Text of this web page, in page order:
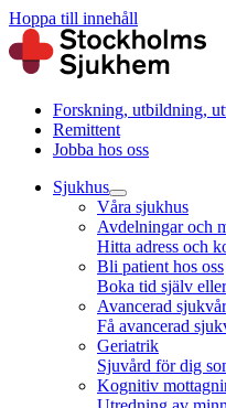
Hoppa till innehåll
Forskning, utbildning,
Remittent
Jobba hos oss
Sjukhus
Våra sjukhus
Avdelningar och
Hitta adress och
Bli patient hos oss
Boka tid själv
Avancerad
Få avancerad
Geriatrik
Sjuvård för dig
Kognitiv